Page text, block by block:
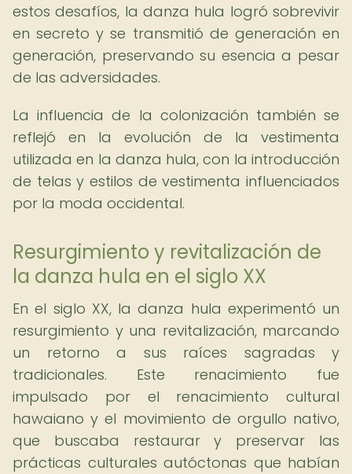
estos desafíos, la danza hula logró sobrevivir
en secreto y se transmitió de generación en
generación, preservando su esencia a pesar
de las adversidades.
La influencia de la colonización también se
reflejó en la evolución de la vestimenta
utilizada en la danza hula, con la introducción
de telas y estilos de vestimenta influenciados
por la moda occidental.
Resurgimiento y revitalización de
la danza hula en el siglo XX
En el siglo XX, la danza hula experimentó un
resurgimiento y una revitalización, marcando
un retorno a sus raíces sagradas y
tradicionales. Este renacimiento fue
impulsado por el renacimiento cultural
hawaiano y el movimiento de orgullo nativo,
que buscaba restaurar y preservar las
prácticas culturales autóctonas que habían